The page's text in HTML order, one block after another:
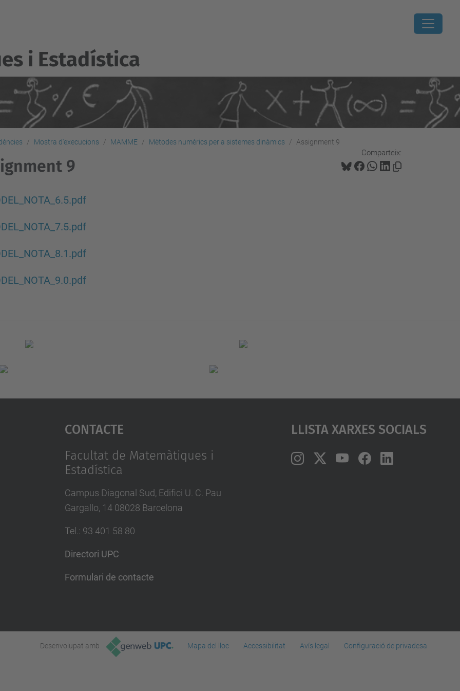
i Estadí­stica
Mostra d'execucions MAMME Mètodes numèrics per a sistemes dinàmics Assignment 9
Comparteix:
9
Contacte
Facultat de Matemàtiques i
Estadística
Campus Diagonal Sud, Edifici U. C. Pau
Gargallo, 14 08028 Barcelona
Tel. : 93 401 58 80
Directori UPC
Formulari de contacte
Llista Xarxes Socials
Desenvolupat amb Mapa del lloc Accessibilitat Avís legal Configuració de privadesa